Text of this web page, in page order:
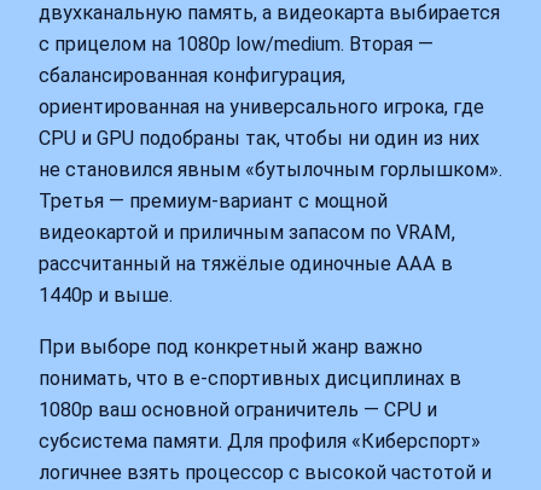
двухканальную память, а видеокарта выбирается
с прицелом на 1080p low/medium. Вторая —
сбалансированная конфигурация,
ориентированная на универсального игрока, где
CPU и GPU подобраны так, чтобы ни один из них
не становился явным «бутылочным горлышком».
Третья — премиум-вариант с мощной
видеокартой и приличным запасом по VRAM,
рассчитанный на тяжёлые одиночные ААА в
1440p и выше.
При выборе под конкретный жанр важно
понимать, что в е-спортивных дисциплинах в
1080p ваш основной ограничитель — CPU и
субсистема памяти. Для профиля «Киберспорт»
логичнее взять процессор с высокой частотой и